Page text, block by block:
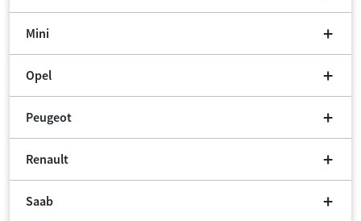
Mini
Opel
Peugeot
Renault
Saab